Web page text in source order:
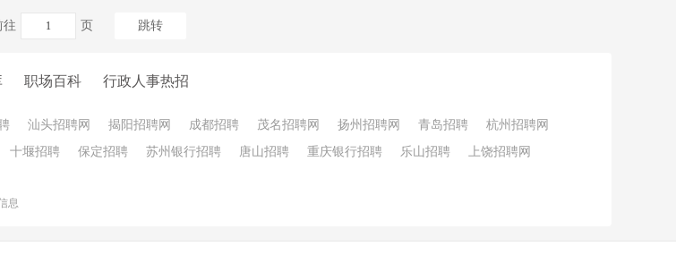
往 页 跳转
职场百科 行政人事热招
汕头招聘网 揭阳招聘网 成都招聘 茂名招聘网 扬州招聘网 青岛招聘
杭州招聘网
十堰招聘 保定招聘 苏州银行招聘 唐山招聘 重庆银行招聘 乐山招聘 上饶招聘网
息